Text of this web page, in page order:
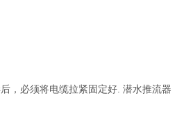
，必须将电缆拉紧固定好. 潜水推流器